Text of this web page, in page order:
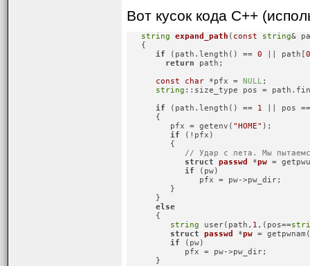
Вот кусок кода C++
string expand_path ( const string&
   {
if (path.length() == 0 || path[0
return path;
const
char *pfx = NULL ;
string ::size_type pos =
if (path.length() == 1 || pos
      {
         pfx = getenv(
"HOME" );
if (!pfx)
         {
// Удар с лета. Мы
struct
passwd *pw =
if (pw)
               pfx = pw->pw_dir;
         }
      }
else
      {
string user(path, 1 ,(pos==
struct
passwd *pw =
if (pw)
            pfx = pw->pw_dir;
      }